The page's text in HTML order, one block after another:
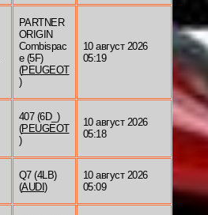
PARTNER
ORIGIN
Combispac
e (5F)
(PEUGEOT
)
10 август 2026
05:19
407 (6D_)
(PEUGEOT
)
10 август 2026
05:18
Q7 (4LB)
(AUDI )
10 август 2026
05:09